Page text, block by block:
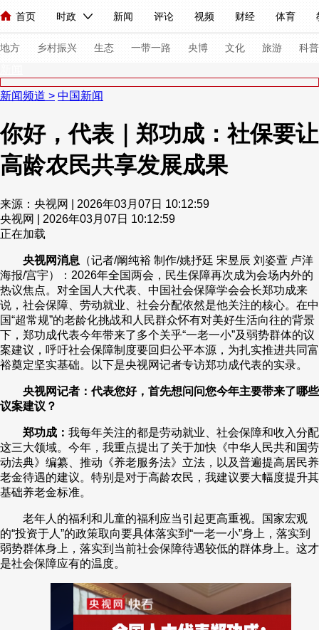
首页 时政 新闻 评论 视频 财经 体育
人民领袖习近平 联播+ 中国领导人 央视快评 习式妙语
直播 栏目大全 节目单 听音 微视频 主持人
海外频道 iPanda English Монгол
地方 乡村振兴 生态 一带一路 央博 文化 旅游 科普
总台春晚 网络春晚
新闻 国内 国际 评论 经济
视频 小央视频 小央直播
体育 直播 竞猜 2026年世界杯 2026年冬奥会
VIP会员 CCTV奥林匹克频道 生活体育大会 体育江湖
财经 教育 乡村振兴 生态环境 一带一路 央博
大国智造 大国展会 大国保险 云顶对话 云起
CCTV.节目官网 直播 节目单 栏目 片库 热播榜
新闻频道 > 中国新闻
你好，代表｜郑功成：社保要让
高龄农民共享发展成果
来源：央视网 | 2026年03月07日 10:12:59
央视网 | 2026年03月07日 10:12:59
正在加载
央视网消息 （记者/阚纯裕 制作/姚抒廷 宋昱辰 刘姿萱 卢洋
海报/宫宇）：2026年全国两会，民生保障再次成为会场内外的
热议焦点。对全国人大代表、中国社会保障学会会长郑功成来
说，社会保障、劳动就业、社会分配依然是他关注的核心。在中
国“超常规”的老龄化挑战和人民群众怀有对美好生活向往的背景
下，郑功成代表今年带来了多个关乎“一老一小”及弱势群体的议
案建议，呼吁社会保障制度要回归公平本源，为扎实推进共同富
裕奠定坚实基础。以下是央视网记者专访郑功成代表的实录。
央视网记者：代表您好，首先想问问您今年主要带来了哪些
议案建议？
郑功成： 我每年关注的都是劳动就业、社会保障和收入分配
这三大领域。今年，我重点提出了关于加快《中华人民共和国劳
动法典》编纂、推动《养老服务法》立法，以及普遍提高居民养
老金待遇的建议。特别是对于高龄农民，我建议要大幅度提升其
基础养老金标准。
老年人的福利和儿童的福利应当引起更高重视。国家宏观
的“投资于人”的政策取向要具体落实到“一老一小”身上，落实到
弱势群体身上，落实到当前社会保障待遇较低的群体身上。这才
是社会保障应有的温度。